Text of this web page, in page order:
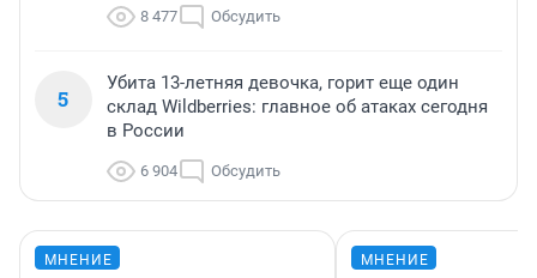
8 477 Обсудить
5
Убита 13-летняя девочка, горит еще один
склад Wildberries: главное об атаках сегодня
в России
6 904 Обсудить
МНЕНИЕ МНЕНИЕ